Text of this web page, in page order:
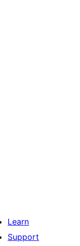
Learn
Support